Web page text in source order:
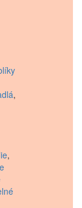
,
,